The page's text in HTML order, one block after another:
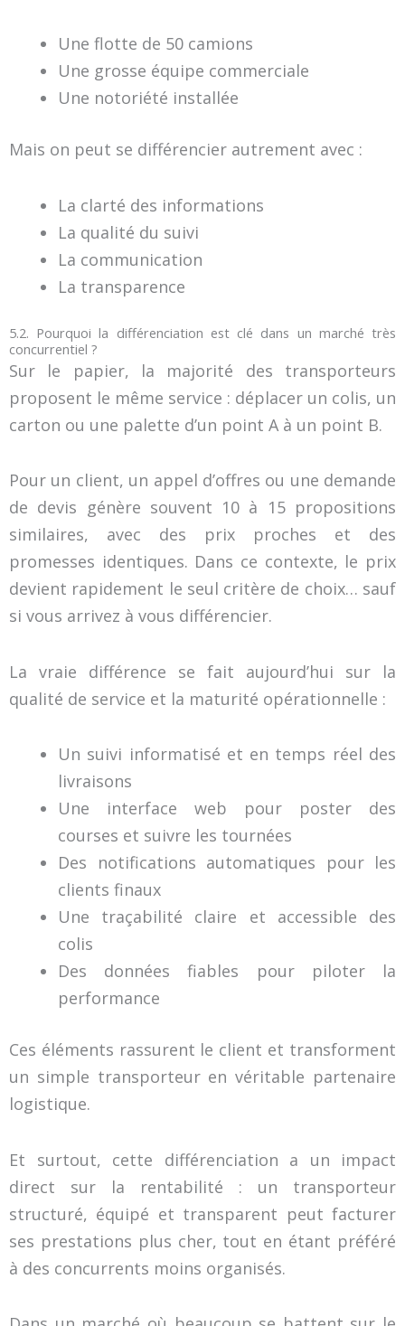
Une flotte de 50 camions
Une grosse équipe commerciale
Une notoriété installée
Mais on peut se différencier autrement avec :
La clarté des informations
La qualité du suivi
La communication
La transparence
5.2. Pourquoi la différenciation est clé dans un marché très
concurrentiel ?
Sur le papier, la majorité des transporteurs
proposent le même service : déplacer un colis, un
carton ou une palette d’un point A à un point B.
Pour un client, un appel d’offres ou une demande
de devis génère souvent 10 à 15 propositions
similaires, avec des prix proches et des
promesses identiques. Dans ce contexte, le prix
devient rapidement le seul critère de choix… sauf
si vous arrivez à vous différencier.
La vraie différence se fait aujourd’hui sur la
qualité de service et la maturité opérationnelle :
Un suivi informatisé et en temps réel des
livraisons
Une interface web pour poster des
courses et suivre les tournées
Des notifications automatiques pour les
clients finaux
Une traçabilité claire et accessible des
colis
Des données fiables pour piloter la
performance
Ces éléments rassurent le client et transforment
un simple transporteur en véritable partenaire
logistique.
Et surtout, cette différenciation a un impact
direct sur la rentabilité : un transporteur
structuré, équipé et transparent peut facturer
ses prestations plus cher, tout en étant préféré
à des concurrents moins organisés.